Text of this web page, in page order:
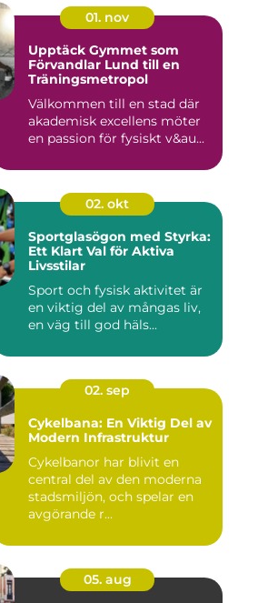
01. nov
Upptäck Gymmet som
Förvandlar Lund till en
Träningsmetropol
Välkommen till en stad där
akademisk excellens möter
en passion för fysiskt v&au...
02. okt
Sportglasögon med Styrka:
Ett Klart Val för Aktiva
Livsstilar
Sport och fysisk aktivitet är
en viktig del av mångas liv,
en väg till god häls...
02. sep
Cykelbana: En Viktig Del av
Modern Infrastruktur
Cykelbanor har blivit en
central del av den moderna
stadsmiljön, och spelar en
avgörande r...
05. aug